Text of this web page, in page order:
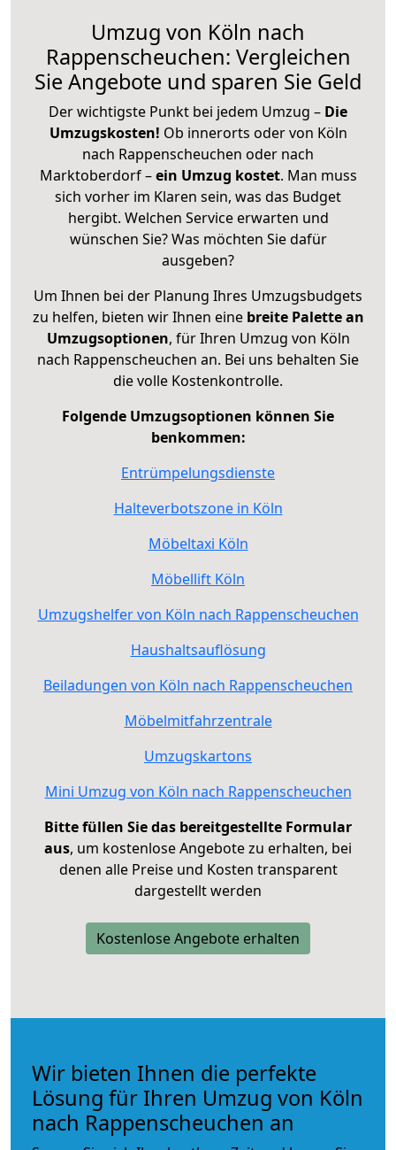
Umzug von Köln nach
Rappenscheuchen: Vergleichen
Sie Angebote und sparen Sie Geld
Der wichtigste Punkt bei jedem Umzug – Die
Umzugskosten! Ob innerorts oder von Köln
nach Rappenscheuchen oder nach
Marktoberdorf –ein Umzug kostet. Man muss
sich vorher im Klaren sein, was das Budget
hergibt. Welchen Service erwarten und
wünschen Sie? Was möchten Sie dafür
ausgeben?
Um Ihnen bei der Planung Ihres Umzugsbudgets
zu helfen, bieten wir Ihnen eine breite Palette an
Umzugsoptionen, für Ihren Umzug von Köln
nach Rappenscheuchen an. Bei uns behalten Sie
die volle Kostenkontrolle.
Folgende Umzugsoptionen können Sie
benkommen:
Entrümpelungsdienste
Halteverbotszone in Köln
Möbeltaxi Köln
Möbellift Köln
Umzugshelfer von Köln nach Rappenscheuchen
Haushaltsauflösung
Beiladungen von Köln nach Rappenscheuchen
Möbelmitfahrzentrale
Umzugskartons
Mini Umzug von Köln nach Rappenscheuchen
Bitte füllen Sie das bereitgestellte Formular
aus, um kostenlose Angebote zu erhalten, bei
denen alle Preise und Kosten transparent
dargestellt werden
Kostenlose Angebote erhalten
Wir bieten Ihnen die perfekte
Lösung für Ihren Umzug von Köln
nach Rappenscheuchen an